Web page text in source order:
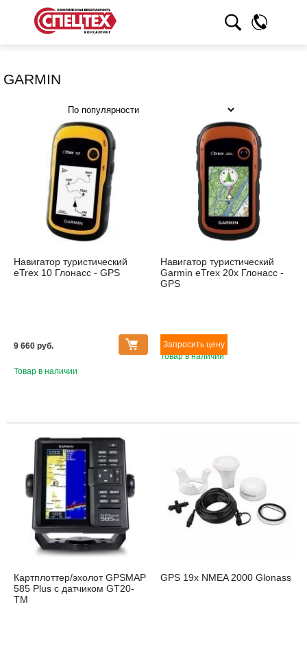
GARMIN
Навигатор туристический
eTrex 10 Глонасс - GPS
9 660 pуб.
Товар в наличии
Навигатор туристический
Garmin eTrex 20x Глонасс -
GPS
Товар в наличии
Картплоттер/эхолот GPSMAP
585 Plus с датчиком GT20-
TM
GPS 19x NMEA 2000 Glonass